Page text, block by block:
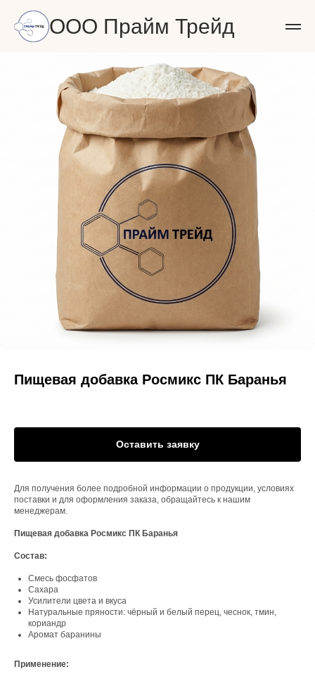
ООО Прайм Трейд
Пищевая добавка Росмикс ПК Баранья
Оставить заявку
Для получения более подробной информации о продукции, условиях
поставки и для оформления заказа, обращайтесь к нашим
менеджерам.
Пищевая добавка Росмикс ПК Баранья
Состав:
Смесь фосфатов
Сахара
Усилители цвета и вкуса
Натуральные пряности: чёрный и белый перец, чеснок, тмин,
кориандр
Аромат баранины
Применение: